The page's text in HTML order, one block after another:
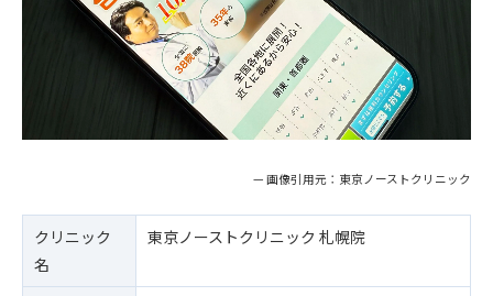
— 画像引用元：東京ノーストクリニック
クリニック
名
東京ノーストクリニック 札幌院